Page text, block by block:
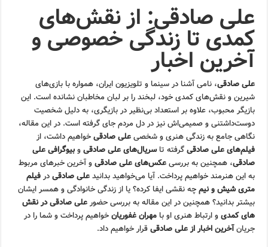
علی صادقی: از نقش‌های
کمدی تا زندگی خصوصی و
آخرین اخبار
علی صادقی، نامی آشنا در سینما و تلویزیون ایران، همواره با بازی‌های
شیرین و نقش‌های کمدی خود، لبخند را بر لبان مخاطبان نشانده است. این
بازیگر محبوب، علاوه بر استعداد بی‌نظیر در بازیگری، به دلیل شخصیت
دوست‌داشتنی و صمیمی‌اش نیز در دل مردم جای گرفته است. در این مقاله،
نگاهی جامع به زندگی هنری و شخصیعلی صادقیخواهیم داشت، از
فیلم‌های علی صادقیگرفته تاسریال‌های علی صادقیوبیوگرافی علی
صادقی، همچنین به بررسیعکس‌های علی صادقیو آخرین خبرهای مربوط
به این هنرمند خواهیم پرداخت. آیا می‌خواهید بدانیدعلی صادقیدرفیلم
متری شیش و نیمچه نقشی ایفا کرده؟ یا از زندگی خانوادگی و همسر ایشان
بیشتر بدانید؟ همچنین در این مقاله به بررسی حضورعلی صادقی در نقش
های کمدیو ارتباط هنری او بامهران غفوریانخواهیم پرداخت و شما را در
جریانآخرین اخبار از علی صادقیقرار خواهیم داد.